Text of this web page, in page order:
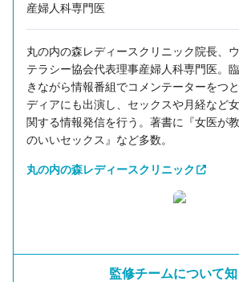
産婦人科専門医
丸の内の森レディースクリニック院長、
テラシー協会代表理事産婦人科専門医。
きながら情報番組でコメンテーターをつ
ディアにも出演し、セックスや月経など
関する情報発信を行う。著書に『女医が
のいいセックス』など多数。
丸の内の森レディースクリニック
監修チームについて知